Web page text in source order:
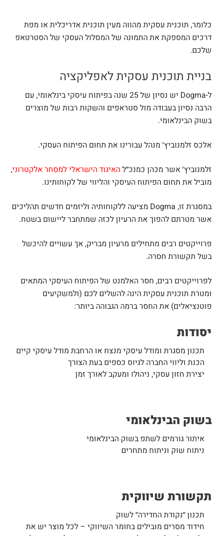
כלומר, תוכנית עסקית מהווה מעין תוכנית אדריכלית או מפת
דרכים המספקת את התמונה של המסלול העסקי של הסטרטאפ
שלכם.
בניית תוכנית עסקית לאפליקציה
ל-Dogma יש נסיון של 25 שנה בפיתוח עיסקי בינלאומי, עם
הרבה נסיון בעבודה מול סטראפים והשקות רבות של מוצרים
בשוק הבינלאומי.
אלכס זלמנוביץ׳ מנהל עבורינו את תחום הפיתוח העסקי.
זלמנוביץ׳ אשר מכהן כמנכ״להאיגוד הישראלי למסחר אלקטרוני,
מוביל את תחום הפיתוח העיסקי והליווי של לקוחותינו.
במסגרת זו, Dogma מציעה ללקוחותיה וליזמים חדשים תהליכים
אשר מטרתם להפוך את הרעיון לכזה שמתחבר ליישום בשטח.
פרוייקטים רבים מתחילים מרעיון מבריק, אך עשויים להיכשל
בשל תקשורת חסרה.
לפרוייקטים רבים, חסר האלמנט של הפיתוח העיסקי המתאים
ומטרת תוכנית עסקית הינה להשלים לכם (ולמשקיעים
פוטנציאלים) את החסר ברמה הגבוהה ביותר:
יסודות
תכנון מסגרת ומודל עיסקי מנצח או הרחבת מודל עיסקי קיים
הכנת וליווי החברה לגיוס כספים בעת הצורך
יצירת חזון עסקי, ניהולו ומעקב לאורך זמן
בשוק הבינלאומי
איתור גורמים לשתפ בשוק הבינלאומי
ניתוח שוק וניתוח מתחרים
תקשורת שיווקית
תכנון ״נקודת החדירה״ לשוק
חידוד מסרים מובילים בחומר השיווקי – לכל מוצר יש את